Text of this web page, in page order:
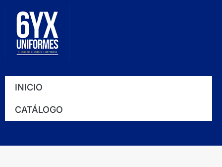
contenido
INICIO
CATÁLOGO